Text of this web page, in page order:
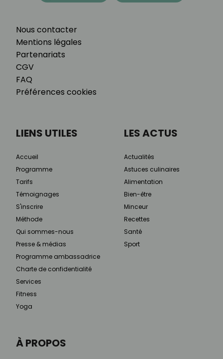
Nous contacter
Mentions légales
Partenariats
CGV
FAQ
Préférences cookies
À PROPOS
LIENS UTILES
Accueil
Programme
Tarifs
Témoignages
S'inscrire
Méthode
Qui sommes-nous
Presse & médias
Programme ambassadrice
Charte de confidentialité
Services
Fitness
Yoga
LES ACTUS
Actualités
Astuces culinaires
Alimentation
Bien-être
Minceur
Recettes
Santé
Sport